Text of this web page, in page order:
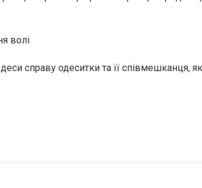
волі.
справу одеситки та її співмешканця,